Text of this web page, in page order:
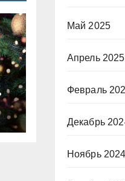
Май 2025
Апрель 2025
Февраль
Декабрь
Ноябрь 2024